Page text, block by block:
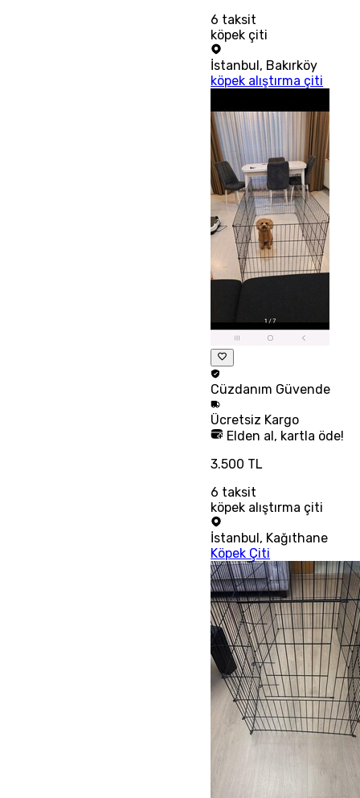
6 taksit
köpek çiti
İstanbul, Bakırköy
köpek alıştırma çiti
Cüzdanım Güvende
Ücretsiz Kargo
Elden al, kartla öde!
3.500 TL
6 taksit
köpek alıştırma çiti
İstanbul , Kağıthane
Köpek Çiti